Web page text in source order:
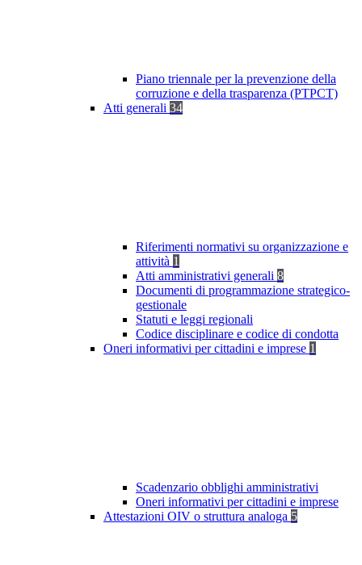
Piano triennale per la prevenzione della
corruzione e della trasparenza (PTPCT)
Atti generali 34
Riferimenti normativi su organizzazione e
attività 1
Atti amministrativi generali 8
Documenti di programmazione strategico-
gestionale
Statuti e leggi regionali
Codice disciplinare e codice di condotta
Oneri informativi per cittadini e imprese 1
Scadenzario obblighi amministrativi
Oneri informativi per cittadini e imprese
Attestazioni OIV o struttura analoga 5